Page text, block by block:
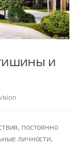
и
постоянно
личности,